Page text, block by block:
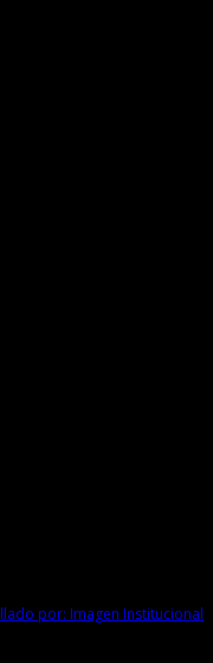
por: Imagen Institucional